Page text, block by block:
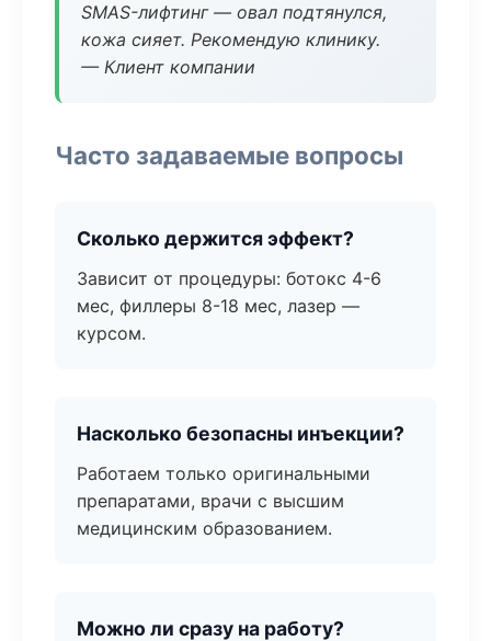
SMAS-лифтинг — овал подтянулся,
кожа сияет. Рекомендую клинику.
— Клиент компании
Часто задаваемые вопросы
Сколько держится эффект?
Зависит от процедуры: ботокс 4-6
мес, филлеры 8-18 мес, лазер —
курсом.
Насколько безопасны инъекции?
Работаем только оригинальными
препаратами, врачи с высшим
медицинским образованием.
Можно ли сразу на работу?